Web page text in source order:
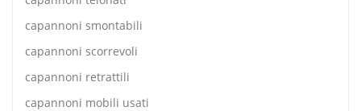
capannoni smontabili
capannoni scorrevoli
capannoni retrattili
capannoni mobili usati